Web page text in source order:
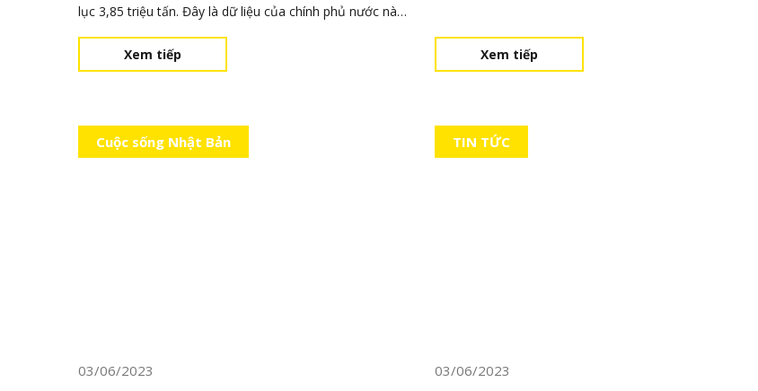
lục 3,85 triệu tấn. Đây là dữ liệu của chính phủ nước này
sự nóng lên toàn cầu. Theo dữ liệu do Bộ Nông nghiệp,
Lâm nghiệp và Thủy sản công
Xem tiếp
bạn sẽ ít gặp khó khăn khi diễn đạt!
Xem tiếp
Cuộc sống Nhật Bản
03/06/2023
TIN TỨC
03/06/2023